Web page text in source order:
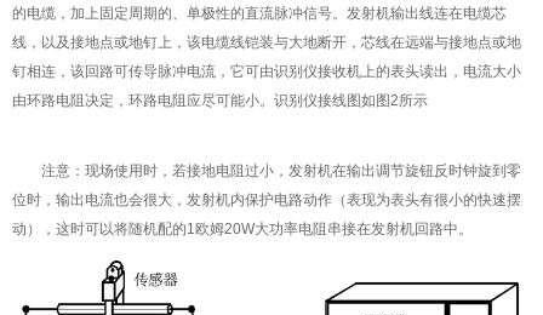
的电缆，加上固定周期的、单极性的直流脉冲信号。发射机输出线连在电缆芯
线，以及接地点或地钉上，该电缆线铠装与大地断开，芯线在远端与接地点或地
钉相连，该回路可传导脉冲电流，它可由识别仪接收机上的表头读出，电流大小
由环路电阻决定，环路电阻应尽可能小。识别仪接线图如图2所示
注意：现场使用时，若接地电阻过小，发射机在输出调节旋钮反时钟旋到零
位时，输出电流也会很大，发射机内保护电路动作（表现为表头有很小的快速摆
动），这时可以将随机配的1欧姆20W大功率电阻串接在发射机回路中。